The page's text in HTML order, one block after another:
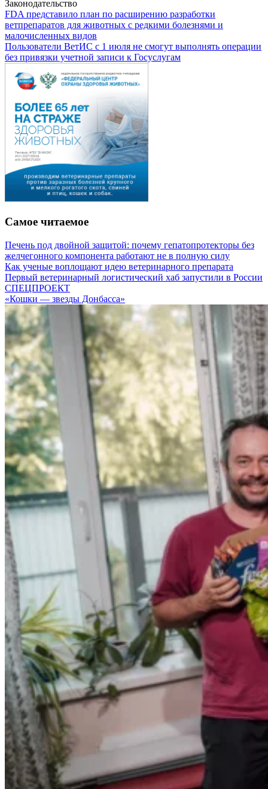
Законодательство
FDA представило план по расширению разработки
ветпрепаратов для животных с редкими болезнями и
малочисленных видов
Пользователи ВетИС с 1 июля не смогут выполнять операции
без привязки учетной записи к Госуслугам
Самое читаемое
Печень под двойной защитой: почему гепатопротекторы без
желчегонного компонента работают не в полную силу
Как ученые воплощают идею ветеринарного препарата
Первый ветеринарный логистический хаб запустили в России
СПЕЦПРОЕКТ
«Кошки — звезды Донбасса»